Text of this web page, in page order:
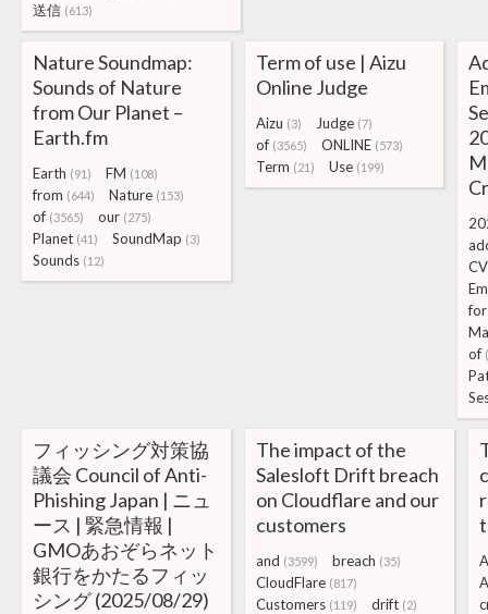
送信 (613)
Nature Soundmap:
Sounds of Nature
from Our Planet –
Earth.fm
Earth (91) FM (108)
from (644) Nature (153)
of (3565) our (275)
Planet (41) SoundMap (3)
Sounds (12)
Term of use | Aizu
Online Judge
Aizu (3) Judge (7)
of (3565) ONLINE (573)
Term (21) Use (199)
for
of
フィッシング対策協
議会 Council of Anti-
Phishing Japan | ニュ
ース | 緊急情報 |
GMOあおぞらネット
銀行をかたるフィッ
シング (2025/08/29)
The impact of the
Salesloft Drift breach
on Cloudflare and our
customers
and (3599) breach (35)
CloudFlare (817)
Customers (119) drift (2)